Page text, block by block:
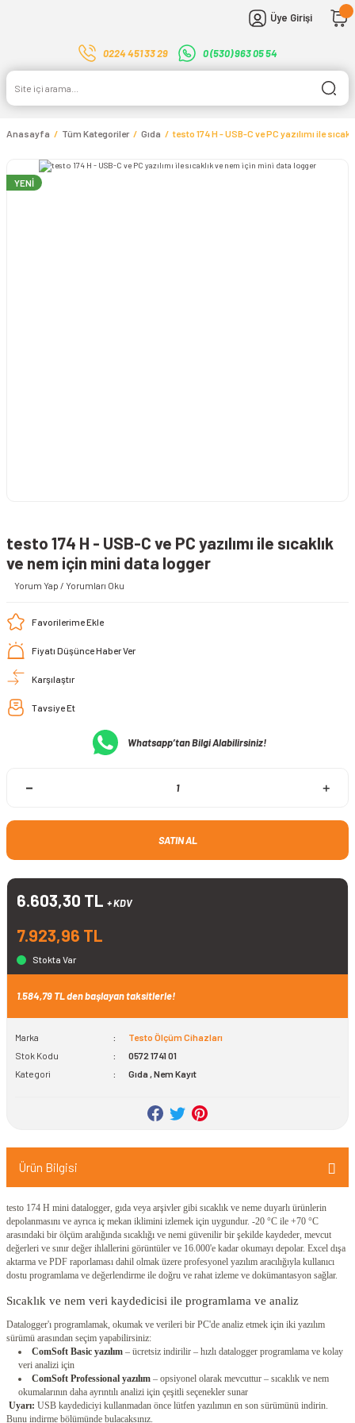
0224 451 33 29 0 (530) 963 05 54
Üye Girişi
Anasayfa Tüm Kategoriler Gıda testo 174 H - USB-C ve PC yazılımı ile
YENİ
testo 174 H - USB-C ve PC yazılımı ile sıcaklık
ve nem için mini data logger
Yorum Yap / Yorumları Oku
Fiyatı Düşünce Haber Ver
Karşılaştır
Tavsiye Et
Whatsapp’tan Bilgi Alabilirsiniz!
SATIN AL
6.603,30 TL + KDV
7.923,96 TL
Stokta Var
1.584,79 TL den başlayan taksitlerle!
Marka
Testo Ölçüm Cihazları
Stok Kodu
0572 1741 01
Kategori
Gıda ,Nem Kayıt
Ürün Bilgisi
testo 174 H mini datalogger, gıda veya arşivler gibi sıcaklık ve neme duyarlı ürünlerin
depolanmasını ve ayrıca iç mekan iklimini izlemek için uygundur. -20 °C ile +70 °C
arasındaki bir ölçüm aralığında sıcaklığı ve nemi güvenilir bir şekilde kaydeder, mevcut
değerleri ve sınır değer ihlallerini görüntüler ve 16.000'e kadar okumayı depolar. Excel dışa
aktarma ve PDF raporlaması dahil olmak üzere profesyonel yazılım aracılığıyla kullanıcı
dostu programlama ve değerlendirme ile doğru ve rahat izleme ve dokümantasyon sağlar.
Sıcaklık ve nem veri kaydedicisi ile programlama ve analiz
Datalogger'ı programlamak, okumak ve verileri bir PC'de analiz etmek için iki yazılım
sürümü arasından seçim yapabilirsiniz:
ComSoft Basic yazılım– ücretsiz indirilir – hızlı datalogger programlama ve kolay
veri analizi için
ComSoft Professional yazılım– opsiyonel olarak mevcuttur – sıcaklık ve nem
okumalarının daha ayrıntılı analizi için çeşitli seçenekler sunar
Uyarı: USB kaydediciyi kullanmadan önce lütfen yazılımın en son sürümünü indirin.
Bunu indirme bölümünde bulacaksınız.